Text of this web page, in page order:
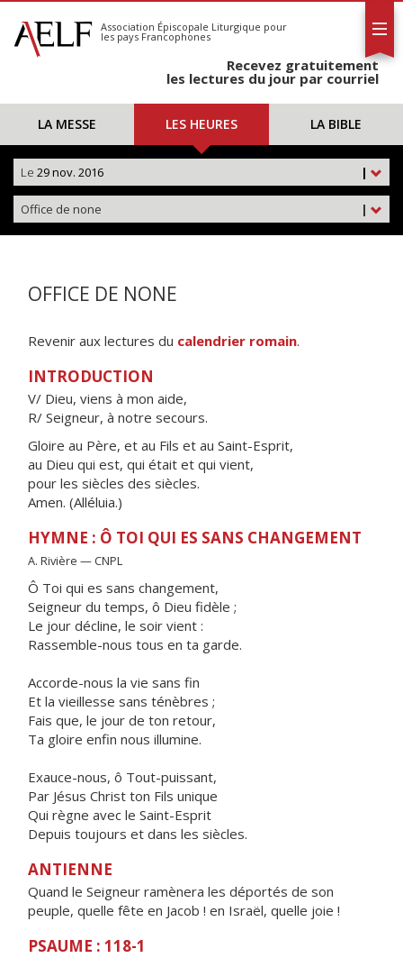
S'abonner
Calendrier
Association Épiscopale Liturgique pour
les pays Francophones
Recevez gratuitement
les lectures du jour par courriel
LA MESSE LES HEURES LA BIBLE
|
Le 29 nov. 2016
|
Office de none
OFFICE DE NONE
Revenir aux lectures du calendrier romain.
INTRODUCTION
V/ Dieu, viens à mon aide,
R/ Seigneur, à notre secours.
Gloire au Père, et au Fils et au Saint-Esprit,
au Dieu qui est, qui était et qui vient,
pour les siècles des siècles.
Amen. (Alléluia.)
HYMNE : Ô TOI QUI ES SANS CHANGEMENT
A. Rivière — CNPL
Ô Toi qui es sans changement,
Seigneur du temps, ô Dieu fidèle ;
Le jour décline, le soir vient :
Rassemble-nous tous en ta garde.
Accorde-nous la vie sans fin
Et la vieillesse sans ténèbres ;
Fais que, le jour de ton retour,
Ta gloire enfin nous illumine.
Exauce-nous, ô Tout-puissant,
Par Jésus Christ ton Fils unique
Qui règne avec le Saint-Esprit
Depuis toujours et dans les siècles.
ANTIENNE
Quand le Seigneur ramènera les déportés de son
peuple, quelle fête en Jacob ! en Israël, quelle joie !
PSAUME : 118-1